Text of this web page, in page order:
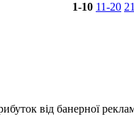
1-10 11-20
від банерної